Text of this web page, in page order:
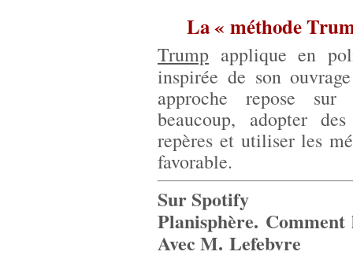
La « méthode
Trump applique en
inspirée de son
approche repose
beaucoup, adopter
repères et utiliser les
favorable.
Sur Spotify
Planisphère.
Avec M. Lefebvre